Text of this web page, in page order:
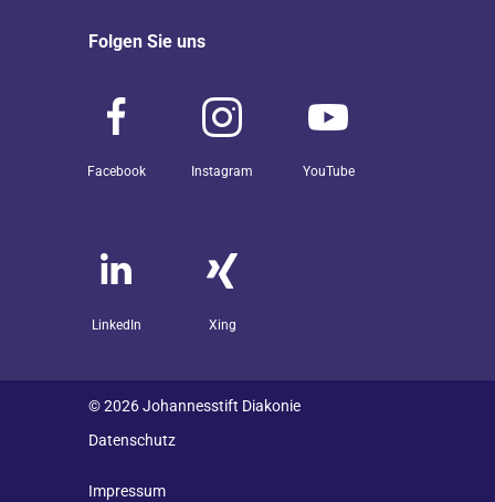
Folgen Sie uns
Facebook Instagram YouTube
LinkedIn Xing
© 2026 Johannesstift Diakonie
Datenschutz
Impressum